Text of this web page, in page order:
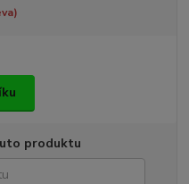
produktu